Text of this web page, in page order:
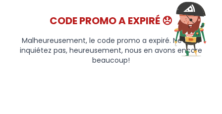
CODE PROMO A EXPIRÉ 😞
Malheureusement, le code promo a expiré. Ne vous
inquiétez pas, heureusement, nous en avons encore
beaucoup!